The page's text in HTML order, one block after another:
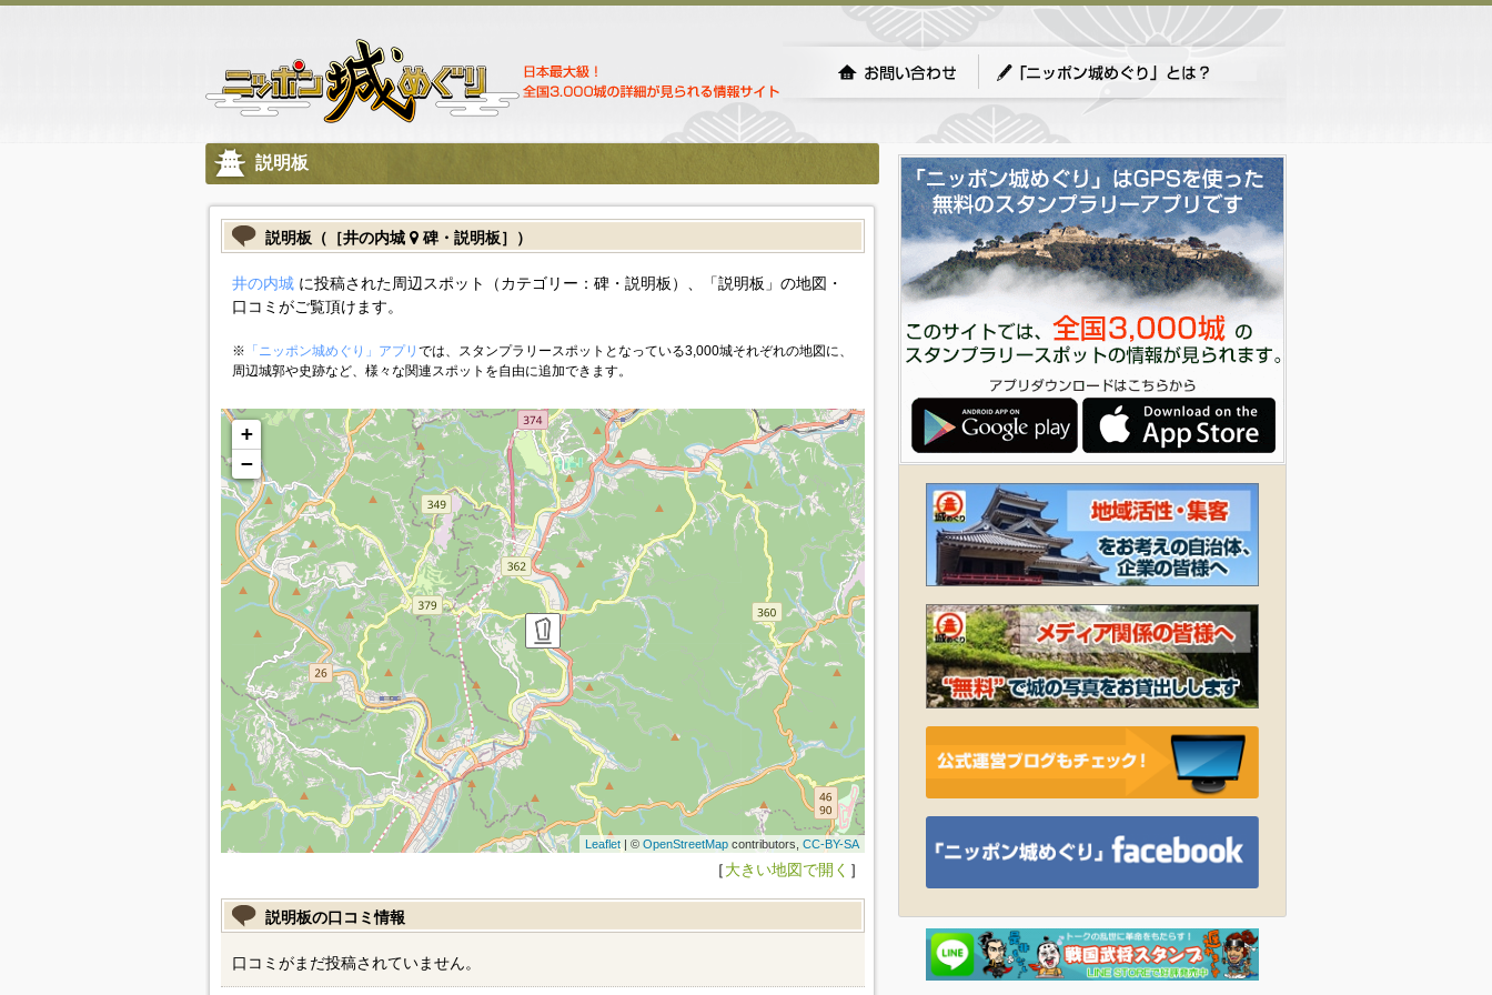
説明板
説明板（［井の内城 碑・説明板］）
井の内城に投稿された周辺スポット（カテゴリー：碑・説明板）、「説明板」の地図・
口コミがご覧頂けます。
※ 「ニッポン城めぐり」アプリ では、スタンプラリースポットとなっている3,000城それぞれの地図に、
周辺城郭や史跡など、様々な関連スポットを自由に追加できます。
+
−
Leaflet| © OpenStreetMapcontributors, CC-BY-SA
［大きい地図で開く ］
説明板の口コミ情報
口コミがまだ投稿されていません。